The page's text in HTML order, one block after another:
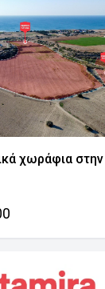
χωράφια στην